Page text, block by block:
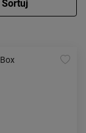
od najwyższej